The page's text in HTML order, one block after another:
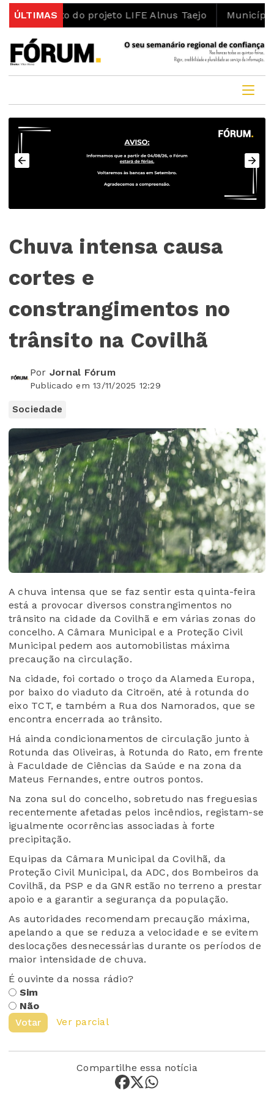
ÚLTIMAS
âmbito do projeto LIFE Alnus Taejo Município abre
Chuva intensa causa
cortes e
constrangimentos no
trânsito na Covilhã
Por Jornal Fórum
Publicado em 13/11/2025 12:29
Sociedade
A chuva intensa que se faz sentir esta quinta-feira
está a provocar diversos constrangimentos no
trânsito na cidade da Covilhã e em várias zonas do
concelho. A Câmara Municipal e a Proteção Civil
Municipal pedem aos automobilistas máxima
precaução na circulação.
Na cidade, foi cortado o troço da Alameda Europa,
por baixo do viaduto da Citroën, até à rotunda do
eixo TCT, e também a Rua dos Namorados, que se
encontra encerrada ao trânsito.
Há ainda condicionamentos de circulação junto à
Rotunda das Oliveiras, à Rotunda do Rato, em frente
à Faculdade de Ciências da Saúde e na zona da
Mateus Fernandes, entre outros pontos.
Na zona sul do concelho, sobretudo nas freguesias
recentemente afetadas pelos incêndios, registam-se
igualmente ocorrências associadas à forte
precipitação.
Equipas da Câmara Municipal da Covilhã, da
Proteção Civil Municipal, da ADC, dos Bombeiros da
Covilhã, da PSP e da GNR estão no terreno a prestar
apoio e a garantir a segurança da população.
As autoridades recomendam precaução máxima,
apelando a que se reduza a velocidade e se evitem
deslocações desnecessárias durante os períodos de
maior intensidade de chuva.
É ouvinte da nossa rádio?
Sim
Não
Votar
Ver parcial
Compartilhe essa notícia